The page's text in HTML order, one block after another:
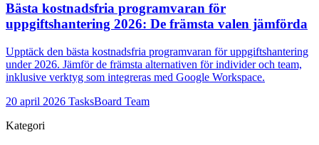
Bästa kostnadsfria programvaran för
uppgiftshantering 2026: De främsta valen jämförda
Upptäck den bästa kostnadsfria programvaran för uppgiftshantering
under 2026. Jämför de främsta alternativen för individer och team,
inklusive verktyg som integreras med Google Workspace.
20 april 2026 TasksBoard Team
Kategori